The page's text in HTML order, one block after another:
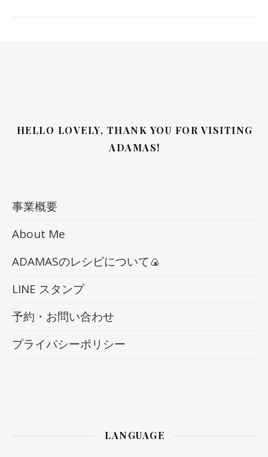
HELLO LOVELY, THANK YOU FOR VISITING
ADAMAS!
事業概要
About Me
ADAMASのレシピについて🍙
LINE スタンプ
予約・お問い合わせ
プライバシーポリシー
LANGUAGE